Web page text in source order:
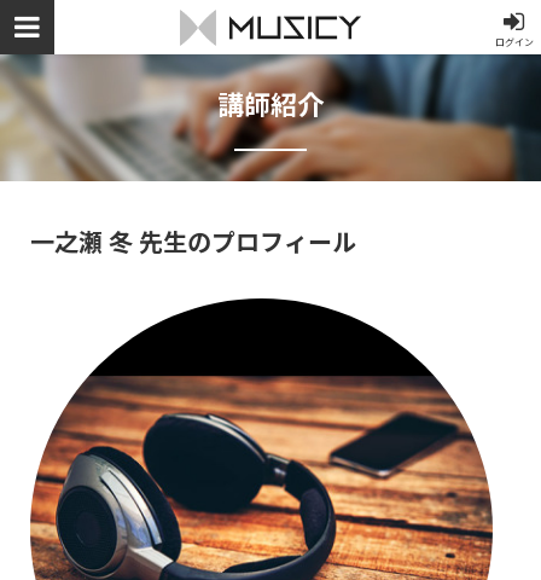
ログイン
講師紹介
一之瀬 冬 先生のプロフィール